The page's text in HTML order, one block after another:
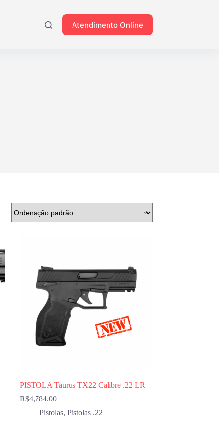
Atendimento Online
PISTOLA Taurus TX22 Calibre .22 LR
R$4,784.00
Pistolas, Pistolas .22